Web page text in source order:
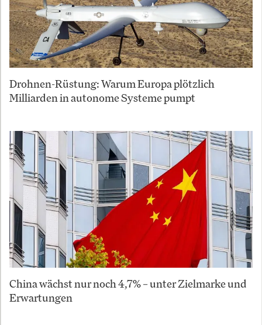
Drohnen-Rüstung: Warum Europa plötzlich
Milliarden in autonome Systeme pumpt
China wächst nur noch 4,7% – unter Zielmarke und
Erwartungen